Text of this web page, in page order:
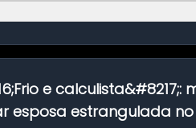
e
estrangulada no